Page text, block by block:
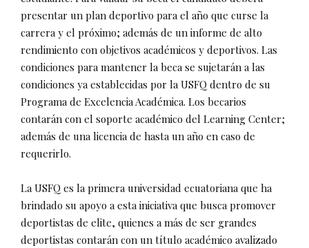
presentar un plan deportivo para el año que curse la
carrera y el próximo; además de un informe de alto
rendimiento con objetivos académicos y deportivos. Las
condiciones para mantener la beca se sujetarán a las
condiciones ya establecidas por la USFQ dentro de su
Programa de Excelencia Académica. Los becarios
contarán con el soporte académico del Learning Center;
además de una licencia de hasta un año en caso de
requerirlo.
La USFQ es la primera universidad ecuatoriana que ha
brindado su apoyo a esta iniciativa que busca promover
deportistas de elite, quienes a más de ser grandes
deportistas contarán con un título académico avalizado